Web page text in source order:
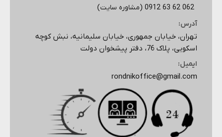
062 62 63 0912 (مشاوره سایت)
آدرس:
تهران، خیابان جمهوری، خیابان سلیمانیه، نبش کوچه
اسکویی، پلاک 76، دفتر پیشخوان دولت
ایمیل:
rondnikoffice@gmail.com